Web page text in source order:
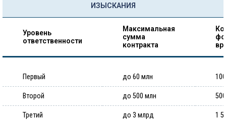
ИЗЫСКАНИЯ
Уровень
ответственности
Максимальная
сумма
контракта
Первый до 60 млн
Второй до 500 млн
Третий до 3 млрд 1